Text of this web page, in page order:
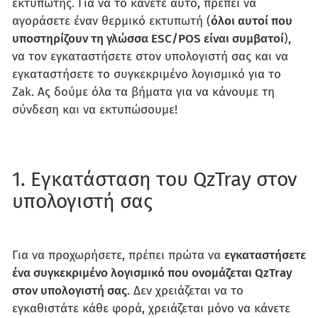
εκτυπωτής. Για να το κάνετε αυτό, πρέπει να
αγοράσετε έναν θερμικό εκτυπωτή (όλοι αυτοί που
υποστηρίζουν τη γλώσσα ESC/POS είναι συμβατοί),
να τον εγκαταστήσετε στον υπολογιστή σας και να
εγκαταστήσετε το συγκεκριμένο λογισμικό για το
Zak. Ας δούμε όλα τα βήματα για να κάνουμε τη
σύνδεση και να εκτυπώσουμε!
1. Εγκατάσταση του QzTray στον
υπολογιστή σας
Για να προχωρήσετε, πρέπει πρώτα να εγκαταστήσετε
ένα συγκεκριμένο λογισμικό που ονομάζεται QzTray
στον υπολογιστή σας. Δεν χρειάζεται να το
εγκαθιστάτε κάθε φορά, χρειάζεται μόνο να κάνετε